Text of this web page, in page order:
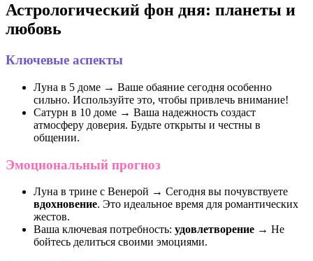
Астрологический фон дня: планеты и
любовь
Ключевые аспекты
Луна в 5 доме → Ваше обаяние сегодня особенно
сильно. Используйте это, чтобы привлечь внимание!
Сатурн в 10 доме → Ваша надежность создаст
атмосферу доверия. Будьте открыты и честны в
общении.
Эмоциональный прогноз
Луна в трине с Венерой → Сегодня вы почувствуете
вдохновение. Это идеальное время для романтических
жестов.
Ваша ключевая потребность: удовлетворение → Не
бойтесь делиться своими эмоциями.